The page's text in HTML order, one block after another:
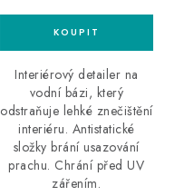
Interiérový detailer na
vodní bázi, který
odstraňuje lehké znečištění
interiéru. Antistatické
složky brání usazování
prachu. Chrání před UV
zářením.